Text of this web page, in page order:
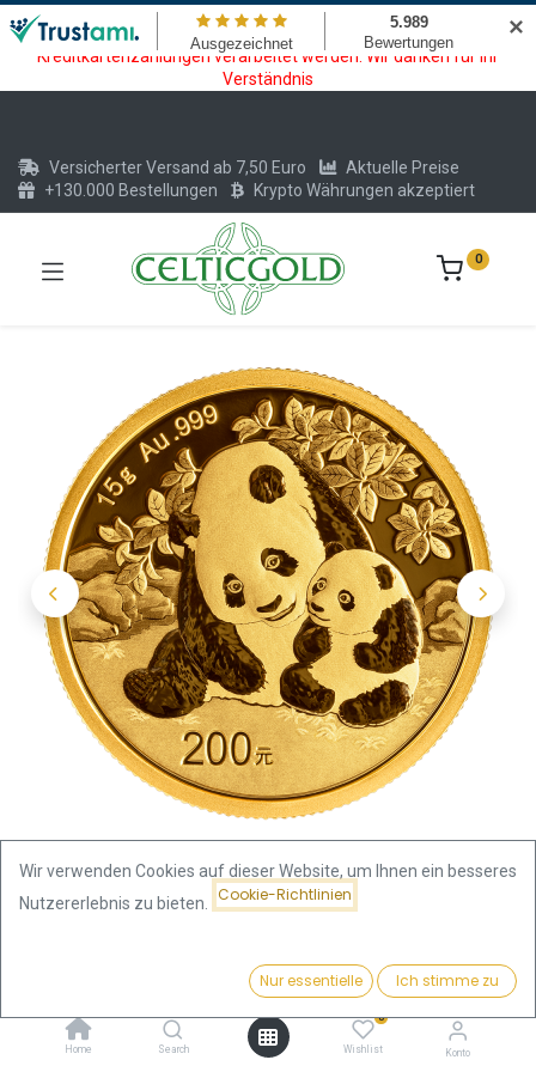
Wartungsarbeiten am Kreditkarten und Krypto Bezahlmodul. In der
Zeit vom 20.07. - 09.08.2026 können keine Krypto oder
Kreditkartenzahlungen verarbeitet werden. Wir danken für Ihr
Verständnis
1.956,80€ Kaufen
Home Search
0
Wishlist Konto
Versicherter Versand ab 7,50 Euro
Aktuelle Preise
+130.000 Bestellungen
Krypto Währungen akzeptiert
0
China Panda 15g Goldmünze
Wir verwenden Cookies auf dieser Website, um Ihnen ein besseres
Nutzererlebnis zu bieten.
Cookie-Richtlinien
Nur essentielle Ich stimme zu
✕